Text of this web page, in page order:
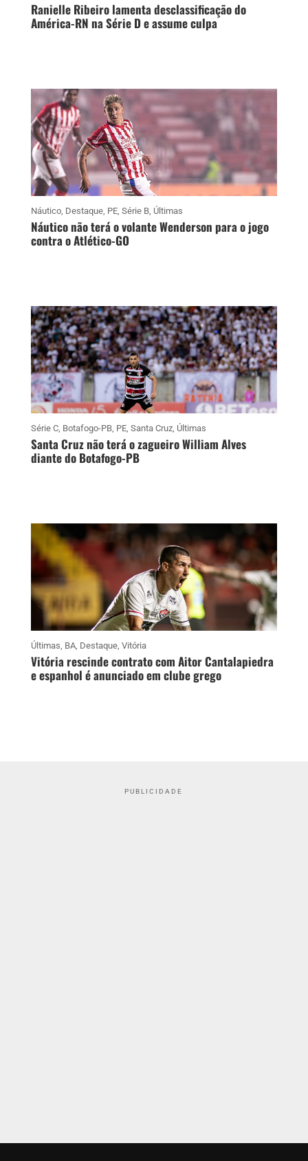
Ranielle Ribeiro lamenta desclassificação do
América-RN na Série D e assume culpa
Náutico, Destaque, PE, Série B, Últimas
Náutico não terá o volante Wenderson para o jogo
contra o Atlético-GO
Série C, Botafogo-PB, PE, Santa Cruz, Últimas
Santa Cruz não terá o zagueiro William Alves
diante do Botafogo-PB
Últimas, BA, Destaque, Vitória
Vitória rescinde contrato com Aitor Cantalapiedra
e espanhol é anunciado em clube grego
PUBLICIDADE